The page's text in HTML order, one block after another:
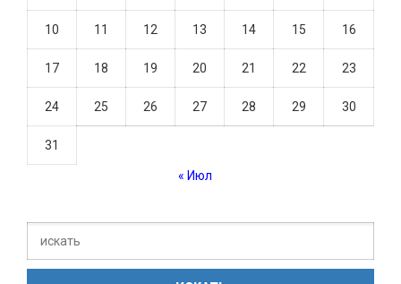
10 11 12 13 14 15 16
17 18 19 20 21 22 23
24 25 26 27 28 29 30
31
« Июл